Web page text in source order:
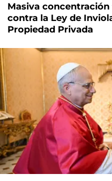
Masiva
contra la Ley de
Propiedad Privada